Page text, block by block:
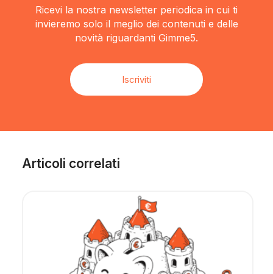
Ricevi la nostra newsletter periodica in cui ti
invieremo solo il meglio dei contenuti e delle
novità riguardanti Gimme5.
Iscriviti
Articoli correlati